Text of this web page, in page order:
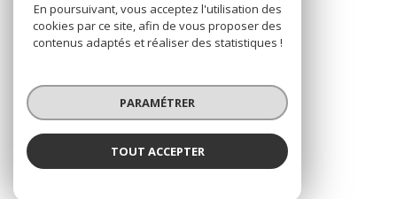
cookies
© 2026 | Tous droits réservés
Réalisé par
En poursuivant, vous acceptez l'utilisation des
cookies par ce site, afin de vous proposer des
contenus adaptés et réaliser des statistiques !
PARAMÉTRER
TOUT ACCEPTER